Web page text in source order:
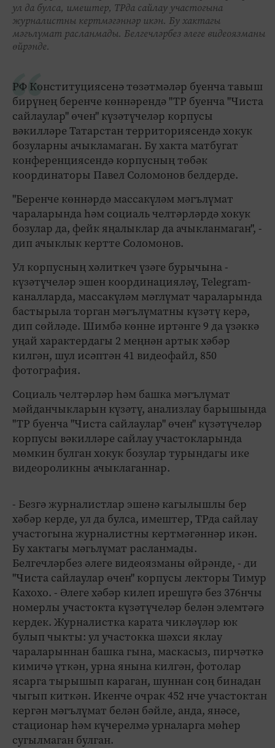
ул да булса, имештер, ТРда сайлау участогына
журналистны кертмәгәннәр икән. Бу хактагы
мәгьлүмат расланмады. Белгечләрбез әлеге видеоязманы
өйрәнде.
РФ Конституциясенә төзәтмәләр буенча тавыш
бирүнең беренче көннәрендә "ТР буенча "Чиста
сайлаулар" өчен" күзәтүчеләр корпусы
вәкилләре Татарстан территориясендә хокук
бозуларны ачыкламаган. Бу хакта матбугат
конференциясендә корпусның төбәк
координаторы Павел Соломонов белдерде.
"Беренче көннәрдә массакүләм мәгълүмат
чараларында һәм социаль челтәрләрдә хокук
бозулар да, фейк яңалыклар да ачыкланмаган", -
дип ачыклык кертте Соломонов.
Ул корпусның хәлиткеч үзәге бурычына -
күзәтүчеләр эшен координацияләү, Telegram-
каналларда, массакүләм мәглүмат чараларында
бастырыла торган мәгълүматны күзәтү керә,
дип сөйләде. Шимбә көнне иртәнге 9 да үзәккә
уңай характердагы 2 меңнән артык хәбәр
килгән, шул исәптән 41 видеофайл, 850
фотография.
Социаль челтәрләр һәм башка мәгълүмат
мәйданчыкларын күзәтү, анализлау барышында
"ТР буенча "Чиста сайлаулар" өчен" күзәтүчеләр
корпусы вәкилләре сайлау участокларында
мөмкин булган хокук бозулар турындагы ике
видеороликны ачыклаганнар.
- Безгә журналистлар эшенә кагылышлы бер
хәбәр керде, ул да булса, имештер, ТРда сайлау
участогына журналистны кертмәгәннәр икән.
Бу хактагы мәгьлүмат расланмады.
Белгечләрбез әлеге видеоязманы өйрәнде, - ди
"Чиста сайлаулар өчен" корпусы лекторы Тимур
Кахохо. - Әлеге хәбәр килеп ирешүгә без 376нчы
номерлы участокта күзәтүчеләр белән элемтәгә
кердек. Журналистка карата чикләүләр юк
булып чыкты: ул участокка шәхси яклау
чараларыннан башка гына, маскасыз, пирчәткә
кимичә үткән, урна янына килгән, фотолар
ясарга тырышып караган, шуннан соң бинадан
чыгып киткән. Икенче очрак 452 нче участоктан
кергән мәгълүмат белән бәйле, анда, янәсе,
стационар һәм күчерелмә урналарга мөһер
сугылмаган булган.